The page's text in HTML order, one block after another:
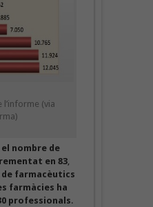
(via
el nombre de
en 83,
farmacèutics
farmàcies ha
professionals.